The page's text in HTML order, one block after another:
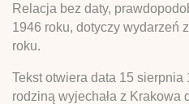
Relacja bez daty,
1946 roku, dotyczy wydarzeń
roku.
Tekst otwiera data 15 sierpnia
rodziną wyjechała z Krakowa